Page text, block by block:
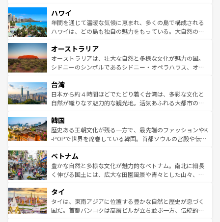
ば市内交通費無料で観光を楽しむこともできる。 なお、新
着のスイス情報はコンテンツ一覧 を参照してほしい。
のような巨大都市は、観光、ショッピング、エンターテイ
ンメントが詰まった刺激的なスポットだ。一方、アメリカ
西部には大自然が広がり、グランドキャニオンやイエロー
部のニューオーリンズでは、音楽と美食が融合した独特の
文化が魅力。旅行者はアメリカの各地域で異なる魅力を楽
しみながら、その多様性と豊かな歴史を感じることができ
ならではの贅沢な旅のスタイルだ。 なお、新着のアメリカ
情報はコンテンツ一覧を参照してほしい。
ハワイ
年間を通じて温暖な気候に恵まれ、多くの島で構成される
ハワイは、どの島も独自の魅力をもっている。大自然の神
ワイ島は見逃せない。また、定番の観光地といえばオアフ
島だが、静かな自然を求めるならマウイ島やカウアイ島が
おすすめ。エメラルドグリーンに輝く海をはじめ、豊かな
れるおもてなしの心で訪れる人々を迎えてくれるハワイの
人々、おいしいローカルフードやハワイアンミュージッ
ク、伝統的なフラダンスなど、すべてがハワイの魅力を彩
ワイを、存分に味わってほしい。 なお、新着のハワイ情報
はコンテンツ一覧を参照してほしい。
オーストラリア
オーストラリアは、壮大な自然と多様な文化が魅力の国。
シドニーのシンボルであるシドニー・オペラハウス、オー
リアリーフや大陸中央部にそびえるウルル（エアーズロッ
ク）、タスマニアの美しい原生林やケアンズの熱帯雨林な
ど、見どころがたくさん。また、カフェやワイン、オージ
いる。アクティビティも充実しており、サーフィンやダイ
ビング、ハイキングなど、アウトドア好きにはたまらな
い。オーストラリアの多彩な魅力を存分に味わいつくそ
参照してほしい。
台湾
日本から約４時間ほどでたどり着く台湾は、多彩な文化と
自然が織りなす魅力的な観光地。活気あふれる大都市の台
ン）、静ひつな山岳地帯である台湾東部など、都市の喧騒
と山間の静けさが共存しており、訪れる人に新しい発見と
驚きをもたらしてくれる。また、奥深い台湾の食文化も魅
容にもいいと評判のスイーツなど、バラエティ豊かな料理
が味わえる。 なお、新着の台湾情報は コンテンツ一覧を参
照してほしい。
韓国
歴史ある王朝文化が残る一方で、最先端のファッションやK
-POPで世界を席巻している韓国。首都ソウルの宮殿や伝統
き、地方に足を延ばせば四季折々の自然美を楽しむことが
できる。そして、キムチや焼肉、絶品のストリートフード
まで、さまざまな韓国料理が待っている。夜には、韓国な
リティに包まれながら、韓国の多彩な魅力を心ゆくまで味
わってみてほしい。 なお、新着の韓国情報はコンテンツ一
覧を参照してほしい。
ベトナム
豊かな自然と多様な文化が魅力的なベトナム。南北に細長
く伸びる国土には、広大な田園風景や青々とした山々、世
急速な発展と共に伝統が息づく。ハノイの古い町並みやホ
ーチミン市のフランス統治時代の建物も、独特の雰囲気を
醸し出している。また、バラエティの豊かさとおいしさで
タイ
タイは、東南アジアに位置する豊かな自然と歴史が息づく
国だ。首都バンコクは高層ビルが立ち並ぶ一方、伝統的な